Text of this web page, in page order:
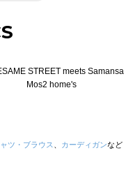
ツ・ブラウス カーディガンなど